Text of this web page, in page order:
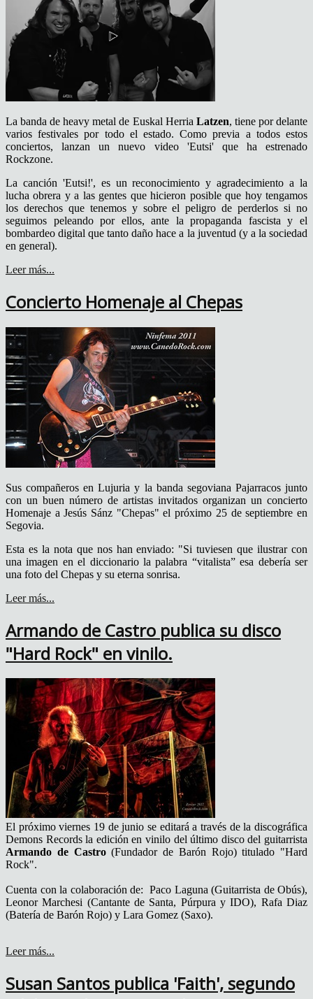
La banda de heavy metal de Euskal Herria Latzen, tiene por delante
varios festivales por todo el estado. Como previa a todos estos
conciertos, lanzan un nuevo video 'Eutsi' que ha estrenado
Rockzone.
La canción 'Eutsi!', es un reconocimiento y agradecimiento a la
lucha obrera y a las gentes que hicieron posible que hoy tengamos
los derechos que tenemos y sobre el peligro de perderlos si no
seguimos peleando por ellos, ante la propaganda fascista y el
bombardeo digital que tanto daño hace a la juventud (y a la sociedad
en general).
Leer más...
Concierto Homenaje al Chepas
Sus compañeros en Lujuria y la banda segoviana Pajarracos junto
con un buen número de artistas invitados organizan un concierto
Homenaje a Jesús Sánz "Chepas" el próximo 25 de septiembre en
Segovia.
Esta es la nota que nos han enviado: "Si tuviesen que ilustrar con
una imagen en el diccionario la palabra “vitalista” esa debería ser
una foto del Chepas y su eterna sonrisa.
Leer más...
Armando de Castro publica su disco
"Hard Rock" en vinilo.
El próximo viernes 19 de junio se editará a través de la discográfica
Demons Records la edición en vinilo del último disco del guitarrista
Armando de Castro(Fundador de Barón Rojo) titulado "Hard
Rock".
Cuenta con la colaboración de: Paco Laguna (Guitarrista de Obús),
Leonor Marchesi (Cantante de Santa, Púrpura y IDO), Rafa Diaz
(Batería de Barón Rojo) y Lara Gomez (Saxo).
Leer más...
Susan Santos publica 'Faith', segundo